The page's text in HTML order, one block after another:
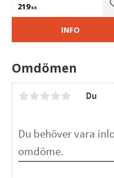
Omdömen
Du
219KR
INFO